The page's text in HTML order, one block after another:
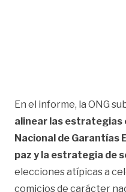
En el informe, la ONG
alinear las estrategias
Nacional de Garantías
paz y la estrategia de
elecciones atípicas a
comicios de carácter